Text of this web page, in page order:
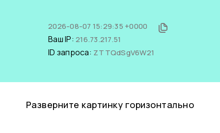
2026-08-07 15:29:35 +0000
Ваш IP: 216.73.217.51
ID запроса: ZTTQdSgV6W21
Разверните картинку горизонтально